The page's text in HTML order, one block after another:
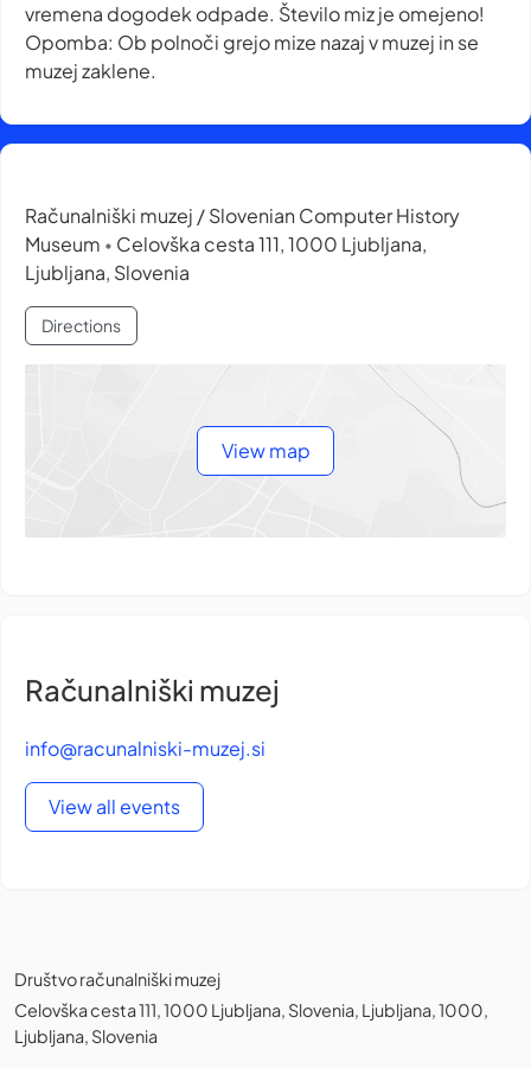
vremena dogodek odpade. Število miz je omejeno!
Opomba: Ob polnoči grejo mize nazaj v muzej in se
muzej zaklene.
Računalniški muzej / Slovenian Computer History
Museum • Celovška cesta 111, 1000 Ljubljana,
Ljubljana, Slovenia
Directions
View map
Računalniški muzej
info@racunalniski-muzej.si
View all events
Društvo računalniški muzej
Celovška cesta 111, 1000 Ljubljana, Slovenia, Ljubljana, 1000,
Ljubljana, Slovenia